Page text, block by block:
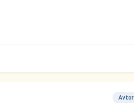
Avtor